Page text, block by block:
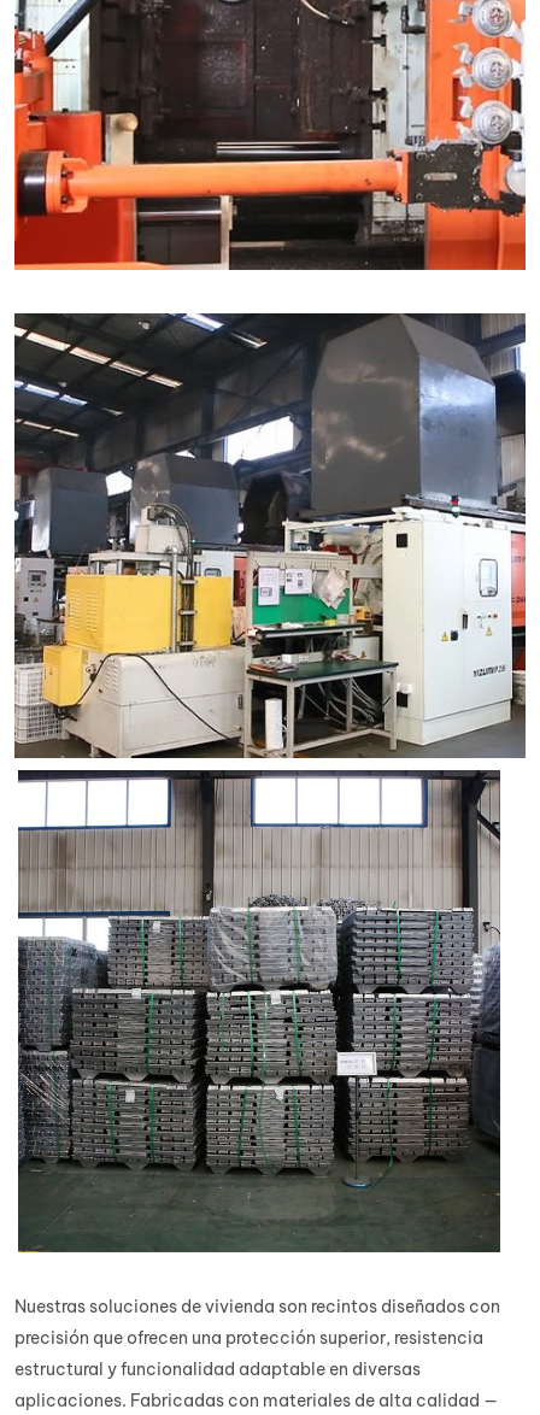
Nuestras soluciones de vivienda son recintos diseñados con
precisión que ofrecen una protección superior, resistencia
estructural y funcionalidad adaptable en diversas
aplicaciones. Fabricadas con materiales de alta calidad —